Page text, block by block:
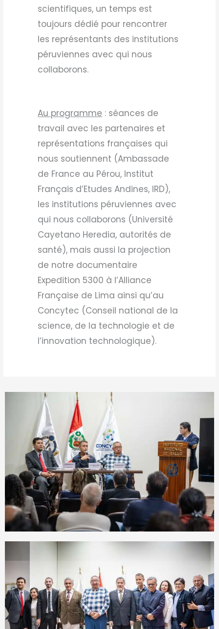
scientifiques, un temps est
toujours dédié pour rencontrer
les représentants des institutions
péruviennes avec qui nous
collaborons.
Au programme : séances de
travail avec les partenaires et
représentations françaises qui
nous soutiennent (Ambassade
de France au Pérou, Institut
Français d’Etudes Andines, IRD),
les institutions péruviennes avec
qui nous collaborons (Université
Cayetano Heredia, autorités de
santé), mais aussi la projection
de notre documentaire
Expedition 5300 à l’Alliance
Française de Lima ainsi qu’au
Concytec (Conseil national de la
science, de la technologie et de
l’innovation technologique).